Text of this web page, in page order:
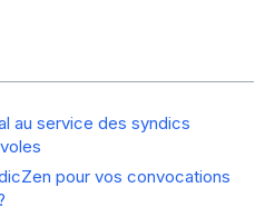
au service des syndics
pour vos convocations